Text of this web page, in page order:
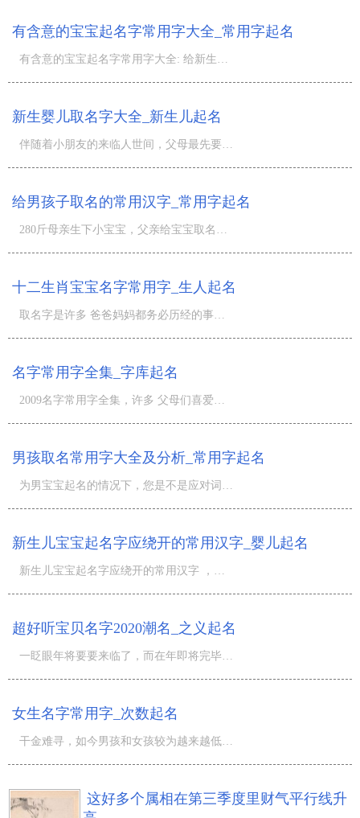
有含意的宝宝起名字常用字大全_常用字起名
新生婴儿取名字大全_新生儿起名
给男孩子取名的常用汉字_常用字起名
十二生肖宝宝名字常用字_生人起名
名字常用字全集_字库起名
男孩取名常用字大全及分析_常用字起名
新生儿宝宝起名字应绕开的常用汉字_婴儿起名
超好听宝贝名字2020潮名_之义起名
女生名字常用字_次数起名
这好多个属相在第三季度里财气平行线升